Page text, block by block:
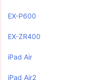
EX-P600
EX-ZR400
iPad Air
iPad Air2